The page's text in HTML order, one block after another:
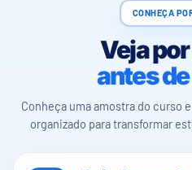
CONHEÇA
Veja
antes
Conheça uma amostra do curso
organizado para transformar